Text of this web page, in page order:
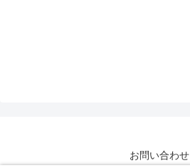
お問い合わせ